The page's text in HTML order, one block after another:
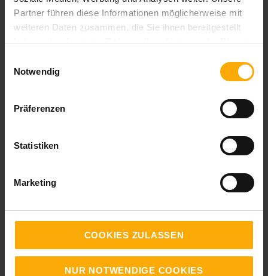
Partner führen diese Informationen möglicherweise mit
weiteren Daten zusammen, die Sie ihnen bereitgestellt
haben oder die sie im Rahmen Ihrer Nutzung der Dienste
Notwendig
Präferenzen
Statistiken
Marketing
COOKIES ZULASSEN
NUR NOTWENDIGE COOKIES
Prompts, die Tonalität und Zielgruppe
berücksichtigen?
Nachfrage, Verfeinerung, Variation?
Formulierungen und lernen Sie daraus?
☐ Lassen Sie von der KI nicht nur einzelne
Markenstil schreiben (und prüfen sie auf Qualität)?
menschlicher Kontrolle etabliert?
☐ Nutzen Sie Feedback aus Zielgruppen-Tests
zur Prompt-Optimierung?